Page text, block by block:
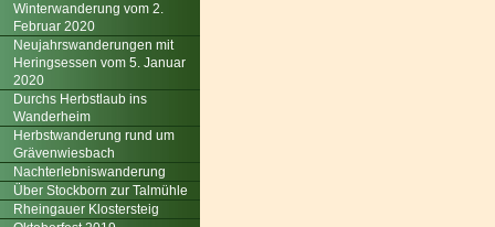
Winterwanderung vom 2.
Februar 2020
Neujahrswanderungen mit
Heringsessen vom 5. Januar
2020
Durchs Herbstlaub ins
Wanderheim
Herbstwanderung rund um
Grävenwiesbach
Nachterlebniswanderung
Über Stockborn zur Talmühle
Rheingauer Klostersteig